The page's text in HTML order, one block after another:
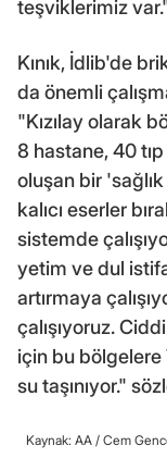
teşviklerimiz
Kınık, İdlib'de
da önemli
"Kızılay olarak
8 hastane, 40
oluşan bir
kalıcı eserler
sistemde
yetim ve dul
artırmaya
çalışıyoruz.
için bu bölgelere
su taşınıyor."
Kaynak: AA / Cem